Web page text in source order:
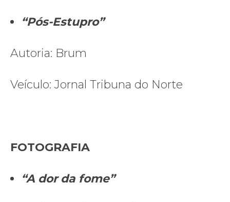
“Pós-Estupro”
Autoria: Brum
Veículo: Jornal Tribuna do Norte
FOTOGRAFIA
“A dor da fome”